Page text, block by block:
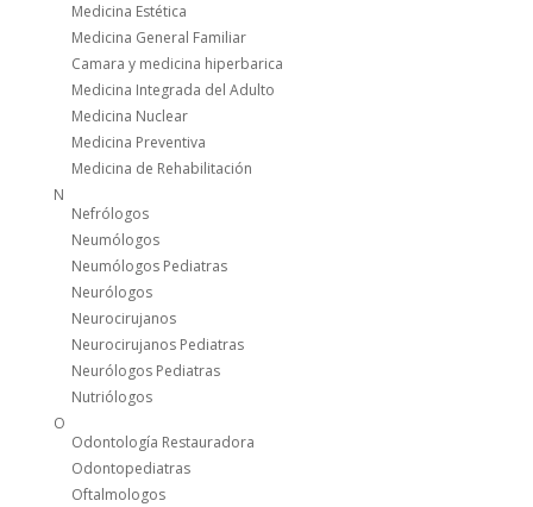
Medicina Estética
Medicina General Familiar
Camara y medicina hiperbarica
Medicina Integrada del Adulto
Medicina Nuclear
Medicina Preventiva
Medicina de Rehabilitación
N
Nefrólogos
Neumólogos
Neumólogos Pediatras
Neurólogos
Neurocirujanos
Neurocirujanos Pediatras
Neurólogos Pediatras
Nutriólogos
O
Odontología Restauradora
Odontopediatras
Oftalmologos